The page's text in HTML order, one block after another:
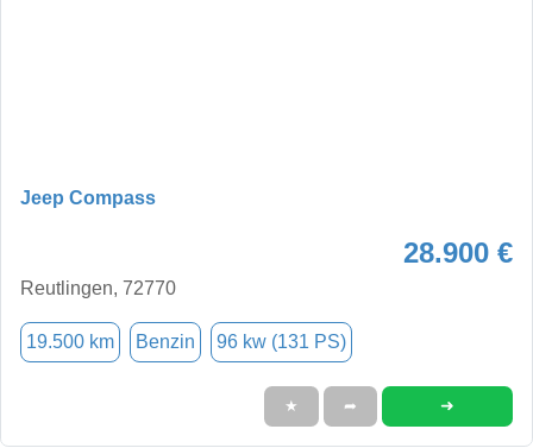
Jeep Compass
28.900 €
Reutlingen, 72770
19.500 km Benzin 96 kw (131 PS)
★ ➦ ➜